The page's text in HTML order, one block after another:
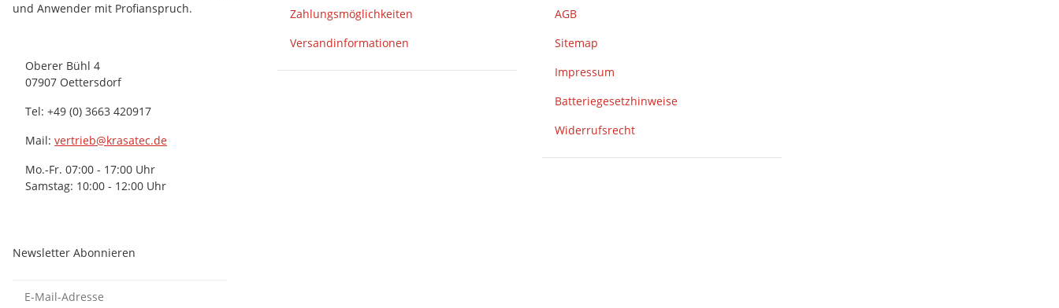
und Anwender mit Profianspruch.
Oberer Bühl 4
07907 Oettersdorf
Tel: +49 (0) 3663 420917
Mail: vertrieb@krasatec.de
Mo.-Fr. 07:00 - 17:00 Uhr
Samstag: 10:00 - 12:00 Uhr
Zahlungsmöglichkeiten
Versandinformationen
AGB
Sitemap
Impressum
Batteriegesetzhinweise
Widerrufsrecht
Newsletter Abonnieren
Newsletter Abonnieren